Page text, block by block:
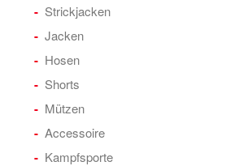
Strickjacken
Jacken
Hosen
Shorts
Mützen
Accessoire
Kampfsporte